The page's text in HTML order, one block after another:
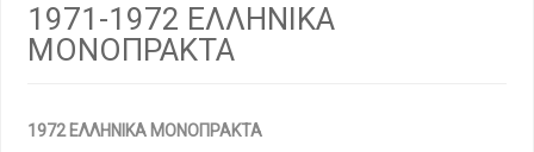
1971-1972 ΕΛΛΗΝΙΚΑ
ΜΟΝΟΠΡΑΚΤΑ
1972 ΕΛΛΗΝΙΚΑ ΜΟΝΟΠΡΑΚΤΑ